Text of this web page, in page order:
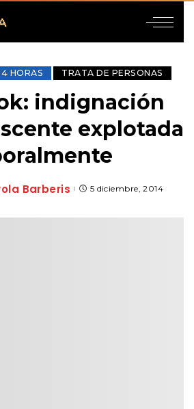
HORAS TRATA DE PERSONAS
indignación
explotada
Barberis 5 diciembre, 2014